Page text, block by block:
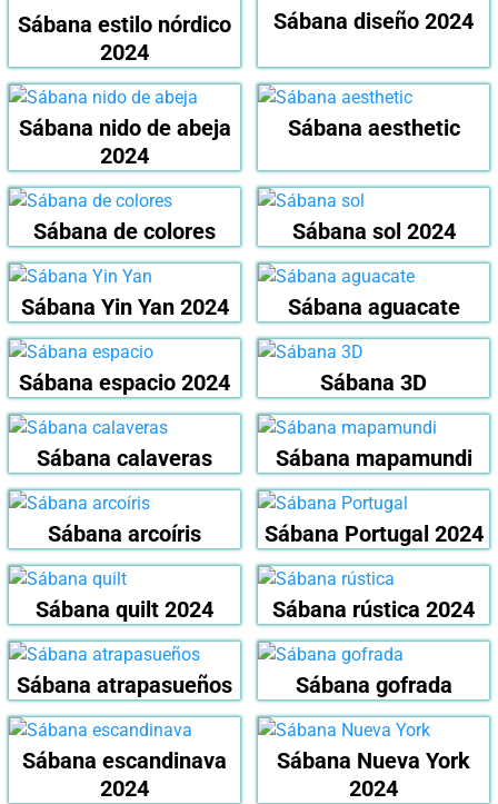
Sábana estilo nórdico
2024
Sábana diseño 2024
Sábana nido de abeja
2024
Sábana aesthetic
Sábana de colores Sábana sol 2024
Sábana Yin Yan 2024 Sábana aguacate
Sábana espacio 2024 Sábana 3D
Sábana calaveras Sábana mapamundi
Sábana arcoíris Sábana Portugal 2024
Sábana quilt 2024 Sábana rústica 2024
Sábana atrapasueños Sábana gofrada
Sábana escandinava
2024
Sábana Nueva York
2024